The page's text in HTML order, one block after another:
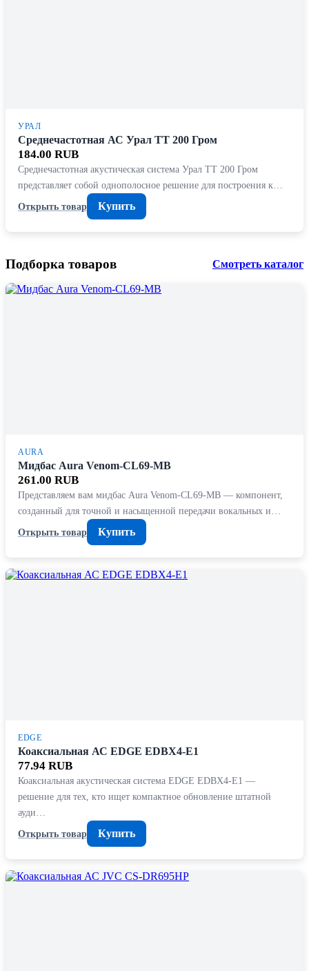
УРАЛ
Среднечастотная АС Урал ТТ 200 Гром
184.00 RUB
Среднечастотная акустическая система Урал ТТ 200 Гром
представляет собой однополосное решение для построения к…
Открыть товар
Купить
Подборка товаров Смотреть каталог
AURA
Мидбас Aura Venom-CL69-MB
261.00 RUB
Представляем вам мидбас Aura Venom-CL69-MB — компонент,
созданный для точной и насыщенной передачи вокальных и…
Открыть товар
Купить
EDGE
Коаксиальная АС EDGE EDBX4-E1
77.94 RUB
Коаксиальная акустическая система EDGE EDBX4-E1 —
решение для тех, кто ищет компактное обновление штатной
ауди…
Открыть товар
Купить